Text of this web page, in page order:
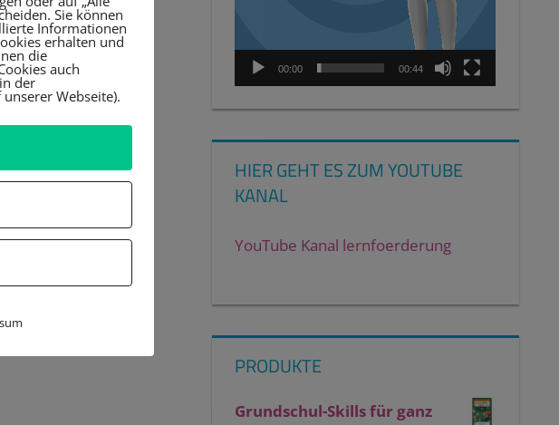
00:00 00:44
HIER GEHT ES ZUM YOUTUBE
KANAL
YouTube Kanal lernfoerderung
PRODUKTE
Grundschul-Skills für ganz
Sie können
Informationen
erhalten und
die
auch
der
Webseite).